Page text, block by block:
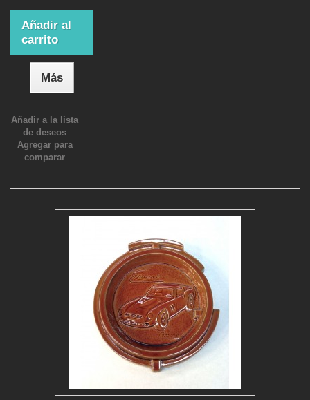
Añadir al
carrito
Más
Añadir a la lista
de deseos
Agregar para
comparar